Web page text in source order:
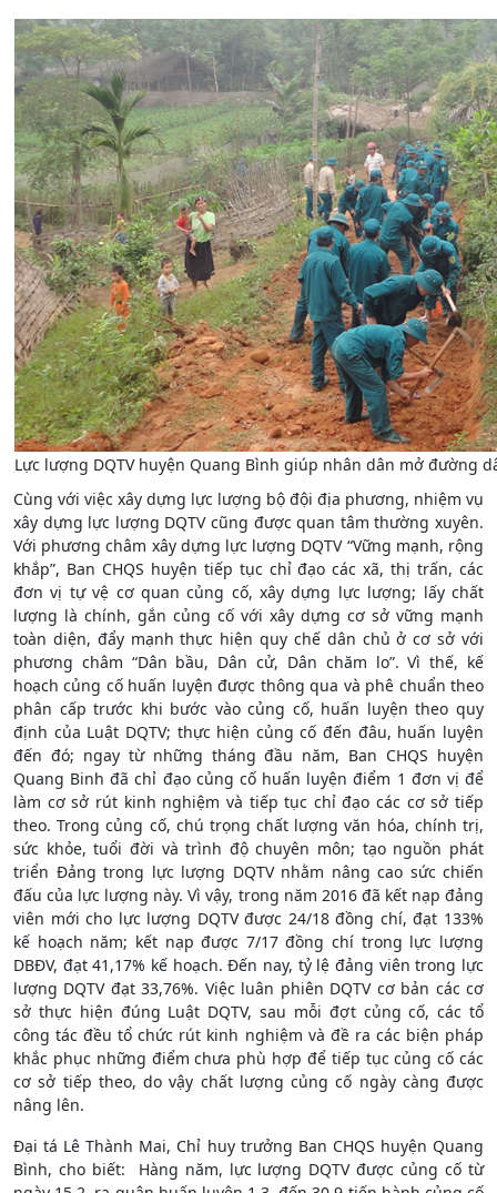
Lực lượng DQTV huyện Quang Bình giúp nhân dân mở đường
Cùng với việc xây dựng lực lượng bộ đội địa phương, nhiệm vụ
xây dựng lực lượng DQTV cũng được quan tâm thường xuyên.
Với phương châm xây dựng lực lượng DQTV “Vững mạnh, rộng
khắp”, Ban CHQS huyện tiếp tục chỉ đạo các xã, thị trấn, các
đơn vị tự vệ cơ quan củng cố, xây dựng lực lượng; lấy chất
lượng là chính, gắn củng cố với xây dựng cơ sở vững mạnh
toàn diện, đẩy mạnh thực hiện quy chế dân chủ ở cơ sở với
phương châm “Dân bầu, Dân cử, Dân chăm lo”. Vì thế, kế
hoạch củng cố huấn luyện được thông qua và phê chuẩn theo
phân cấp trước khi bước vào củng cố, huấn luyện theo quy
định của Luật DQTV; thực hiện củng cố đến đâu, huấn luyện
đến đó; ngay từ những tháng đầu năm, Ban CHQS huyện
Quang Binh đã chỉ đạo củng cố huấn luyện điểm 1 đơn vị để
làm cơ sở rút kinh nghiệm và tiếp tục chỉ đạo các cơ sở tiếp
theo. Trong củng cố, chú trọng chất lượng văn hóa, chính trị,
sức khỏe, tuổi đời và trình độ chuyên môn; tạo nguồn phát
triển Đảng trong lực lượng DQTV nhằm nâng cao sức chiến
đấu của lực lượng này. Vì vậy, trong năm 2016 đã kết nạp đảng
viên mới cho lực lượng DQTV được 24/18 đồng chí, đạt 133%
kế hoạch năm; kết nạp được 7/17 đồng chí trong lực lượng
DBĐV, đạt 41,17% kế hoạch. Đến nay, tỷ lệ đảng viên trong lực
lượng DQTV đạt 33,76%. Việc luân phiên DQTV cơ bản các cơ
sở thực hiện đúng Luật DQTV, sau mỗi đợt củng cố, các tổ
công tác đều tổ chức rút kinh nghiệm và đề ra các biện pháp
khắc phục những điểm chưa phù hợp để tiếp tục củng cố các
cơ sở tiếp theo, do vậy chất lượng củng cố ngày càng được
nâng lên.
Đại tá Lê Thành Mai, Chỉ huy trưởng Ban CHQS huyện Quang
Bình, cho biết: Hàng năm, lực lượng DQTV được củng cố từ